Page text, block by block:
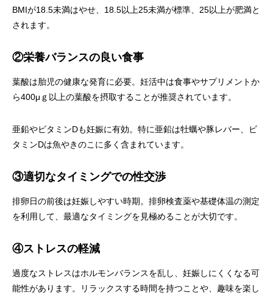
BMIが18.5未満はやせ、18.5以上25未満が標準、25以上が肥満と
されます。
②栄養バランスの良い食事
葉酸は胎児の健康な発育に必要。妊活中は食事やサプリメントか
ら400μｇ以上の葉酸を摂取することが推奨されています。
亜鉛やビタミンDも妊娠に有効。特に亜鉛は牡蠣や豚レバー、ビ
タミンDは魚やきのこに多く含まれています。
③適切なタイミングでの性交渉
排卵日の前後は妊娠しやすい時期。排卵検査薬や基礎体温の測定
を利用して、最適なタイミングを見極めることが大切です。
④ストレスの軽減
過度なストレスはホルモンバランスを乱し、妊娠しにくくなる可
能性があります。リラックスする時間を持つことや、趣味を楽し